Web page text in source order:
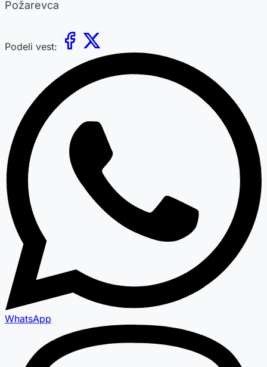
Požarevca
Podeli vest:
WhatsApp